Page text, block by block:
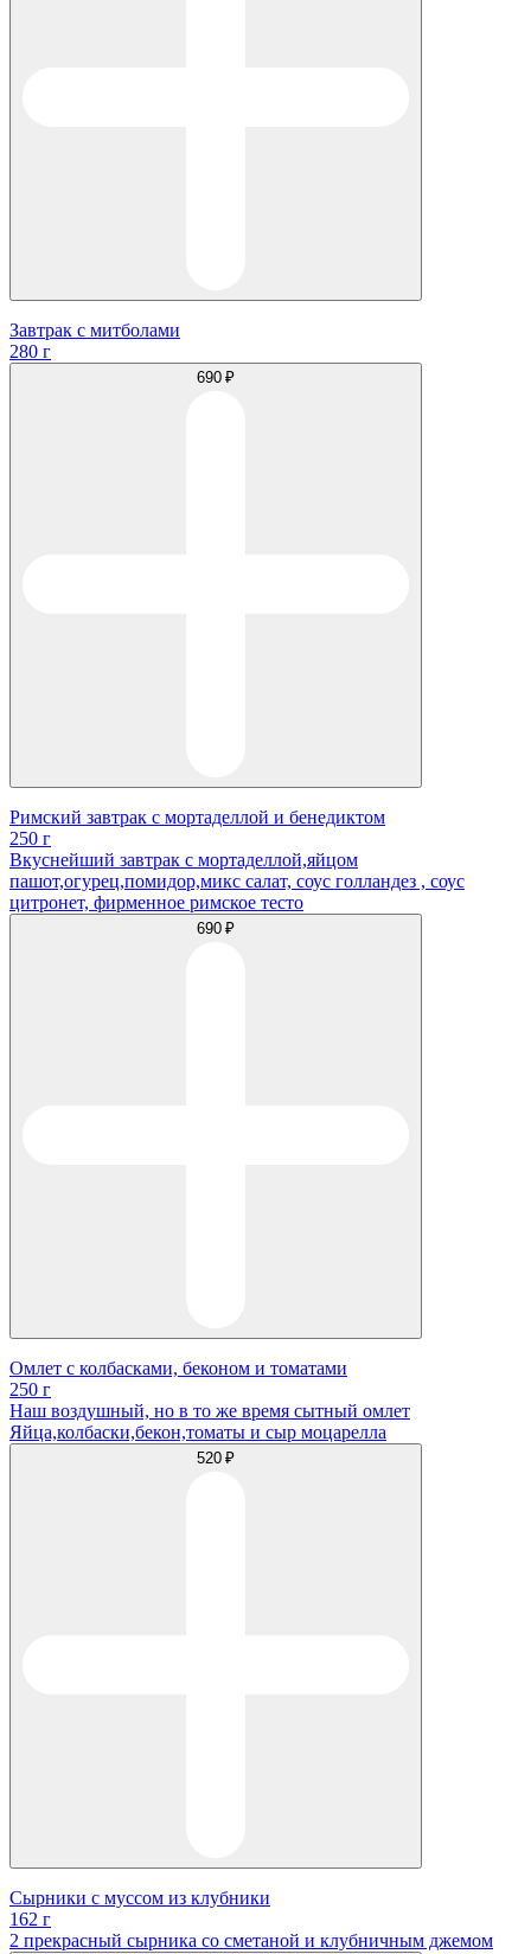
Завтрак с митболами
280 г
690 ₽
Римский завтрак с мортаделлой и бенедиктом
250 г
Вкуснейший завтрак с мортаделлой,яйцом
пашот,огурец,помидор,микс салат, соус голландез , соус
цитронет, фирменное римское тесто
690 ₽
Омлет с колбасками, беконом и томатами
250 г
Наш воздушный, но в то же время сытный омлет
Яйца,колбаски,бекон,томаты и сыр моцарелла
520 ₽
Сырники с муссом из клубники
162 г
2 прекрасный сырника со сметаной и клубничным джемом